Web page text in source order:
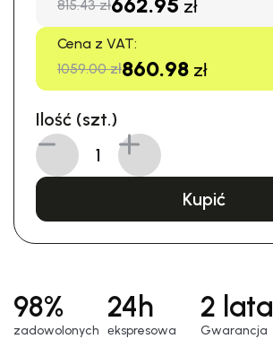
815.43 zł
zł
Cena z VAT:
1059.00 zł860.98 zł
Ilość (szt.)
Kupić
98%
zadowolonych
24h
еkspresowa
2 lata
Gwarancja